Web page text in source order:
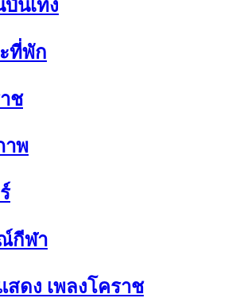
นเทิง
ที่พัก
ช
าพ
กีฬา
ดง เพลงโคราช